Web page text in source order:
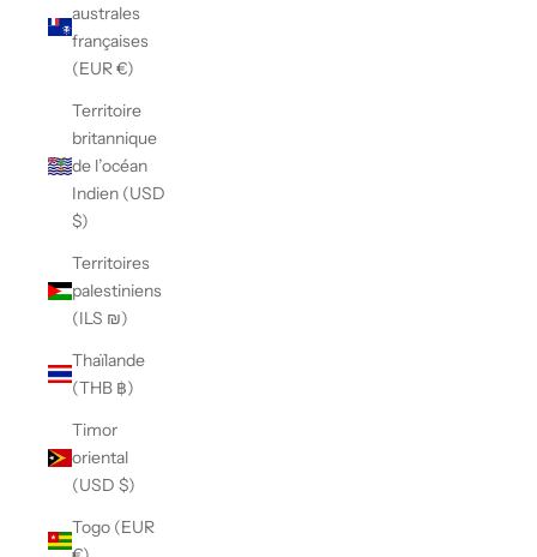
australes
françaises
(EUR €)
Territoire
britannique
de l’océan
Indien (USD
$)
Territoires
palestiniens
(ILS ₪)
Thaïlande
(THB ฿)
Timor
oriental
(USD $)
Togo (EUR